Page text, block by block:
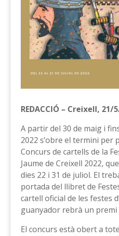
REDACCIÓ – Creixell, 21/
A partir del 30 de maig i
2022 s’obre el termini per
Concurs de cartells de la
Jaume de Creixell 2022,
dies 22 i 31 de juliol. El
portada del llibret de
cartell oficial de les festes
guanyador rebrà un premi
El concurs està obert a